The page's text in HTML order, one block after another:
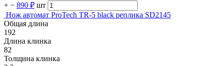
+ − 890 ₽ шт
Нож автомат ProTech TR-5 black реплика SD2145
Общая длина
192
Длина клинка
82
Толщина клинка